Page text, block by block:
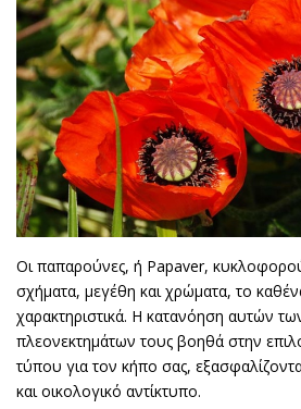
Οι παπαρούνες, ή Papaver,
σχήματα, μεγέθη και χρώματα, το
χαρακτηριστικά. Η κατανόηση αυτών
πλεονεκτημάτων τους βοηθά στην
τύπου για τον κήπο σας,
και οικολογικό αντίκτυπο.